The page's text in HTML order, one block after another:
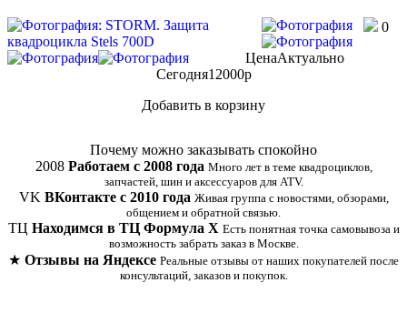
0
ЦенаАктуально
Сегодня12000p
Добавить в корзину
Почему можно заказывать спокойно
2008 Работаем с 2008 года Много лет в теме квадроциклов,
запчастей, шин и аксессуаров для ATV.
VK ВКонтакте с 2010 года Живая группа с новостями, обзорами,
общением и обратной связью.
ТЦ Находимся в ТЦ Формула Х Есть понятная точка самовывоза и
возможность забрать заказ в Москве.
★ Отзывы на Яндексе Реальные отзывы от наших покупателей после
консультаций, заказов и покупок.